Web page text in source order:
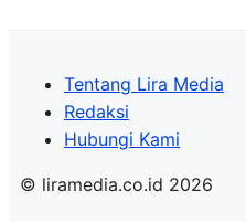
Tentang Lira Media
Redaksi
Hubungi Kami
© liramedia.co.id 2026